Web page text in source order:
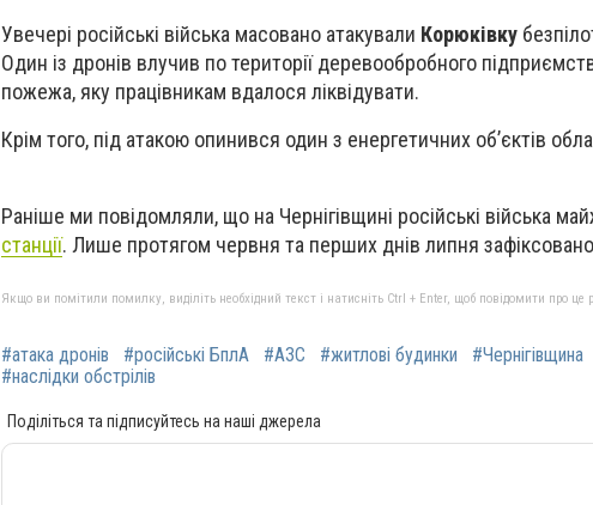
Увечері російські війська масовано атакували Корюківку
Один із дронів влучив по території деревообробного
пожежа, яку працівникам вдалося ліквідувати.
Крім того, під атакою опинився один з енергетичних об’єктів
Раніше ми повідомляли, що на Чернігівщині російські війська
станції. Лише протягом червня та перших днів липня
Якщо ви помітили помилку, виділіть необхідний текст і натисніть Ctrl + Enter, щоб повідомити про це
#атака дронів #російські БплА #АЗС #житлові будинки #Чернігівщина
#наслідки обстрілів
Поділіться та підписуйтесь на наші джерела